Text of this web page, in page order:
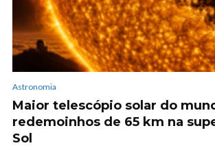
Astronomia
Maior telescópio solar do
redemoinhos de 65 km na
Sol